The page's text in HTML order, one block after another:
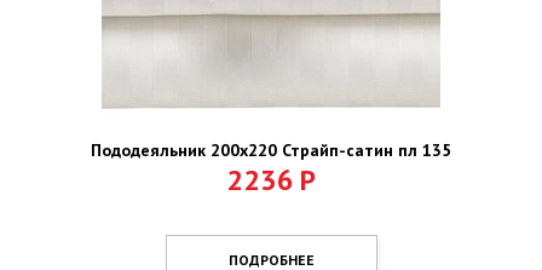
Пододеяльник 200х220 Страйп-сатин пл 135
2236 Р
ПОДРОБНЕЕ